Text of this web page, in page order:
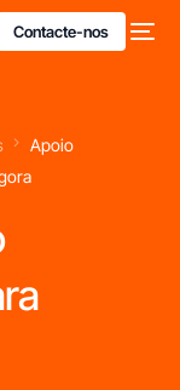
Contacte-nos
Apoio